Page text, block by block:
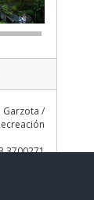
Garzota /
3700271